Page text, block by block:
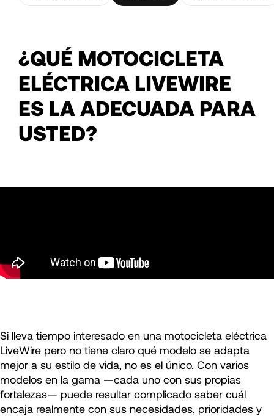
¿QUÉ MOTOCICLETA
ELÉCTRICA LIVEWIRE
ES LA ADECUADA PARA
USTED?
Si lleva tiempo interesado en una motocicleta eléctrica
LiveWire pero no tiene claro qué modelo se adapta
mejor a su estilo de vida, no es el único. Con varios
modelos en la gama —cada uno con sus propias
fortalezas— puede resultar complicado saber cuál
encaja realmente con sus necesidades, prioridades y